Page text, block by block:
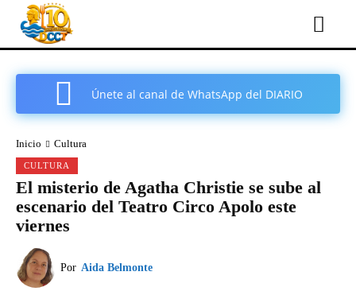
Únete al canal de WhatsApp del DIARIO
Inicio Cultura
CULTURA
El misterio de Agatha Christie se sube al
escenario del Teatro Circo Apolo este
viernes
Por Aida Belmonte